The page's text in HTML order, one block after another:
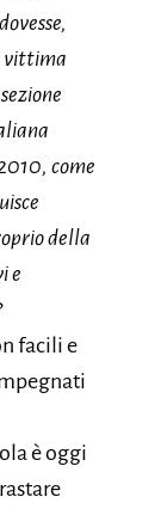
vittima
come
della
e
facili e
è oggi